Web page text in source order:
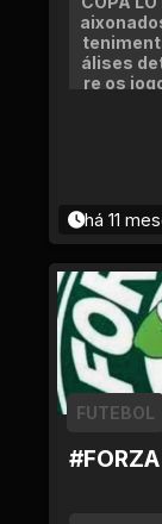
álises
re os
há 11
FUTEBOL